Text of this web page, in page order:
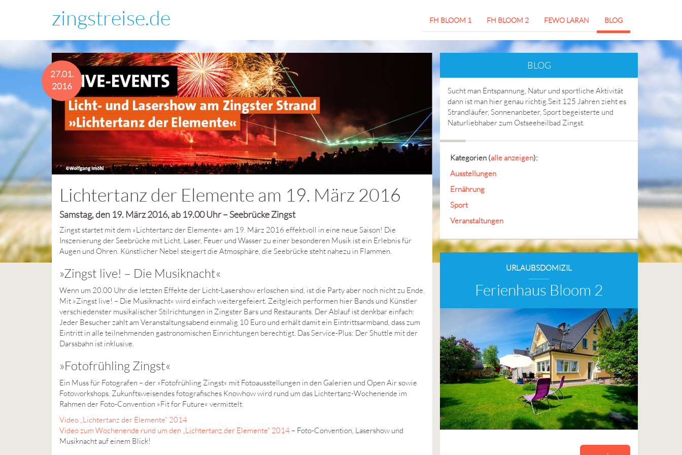
zingstreise.de FH BLOOM 1 FH BLOOM 2 FEWO LARAN BLOG
27.01.
2016
Lichtertanz der Elemente am 19. März 2016
Samstag, den 19. März 2016, ab 19.00 Uhr – Seebrücke Zingst
Zingst startet mit dem »Lichtertanz der Elemente« am 19. März 2016 effektvoll in eine neue Saison! Die
Inszenierung der Seebrücke mit Licht, Laser, Feuer und Wasser zu einer besonderen Musik ist ein Erlebnis für
Augen und Ohren. Künstlicher Nebel steigert die Atmosphäre, die Seebrücke steht nahezu in Flammen.
»Zingst live! – Die Musiknacht«
Wenn um 20.00 Uhr die letzten Effekte der Licht-Lasershow erloschen sind, ist die Party aber noch nicht zu Ende.
Mit »Zingst live! – Die Musiknacht« wird einfach weitergefeiert. Zeitgleich performen hier Bands und Künstler
verschiedenster musikalischer Stilrichtungen in Zingster Bars und Restaurants. Der Ablauf ist denkbar einfach:
Jeder Besucher zahlt am Veranstaltungsabend einmalig 10 Euro und erhält damit ein Eintrittsarmband, dass zum
Eintritt in alle teilnehmenden gastronomischen Einrichtungen berechtigt. Das Service-Plus: Der Shuttle mit der
Darssbahn ist inklusive.
»Fotofrühling Zingst«
Ein Muss für Fotografen – der »Fotofrühling Zingst« mit Fotoausstellungen in den Galerien und Open Air sowie
Fotoworkshops. Zukunftsweisendes fotografisches Knowhow wird rund um das Lichtertanz-Wochenende im
Rahmen der Foto-Convention »Fit for Future« vermittelt.
Video „Lichtertanz der Elemente“ 2014
Video zum Wochenende rund um den „Lichtertanz der Elemente“ 2014 – Foto-Convention, Lasershow und
Musiknacht auf einem Blick!
BLOG
Sucht man Entspannung, Natur und sportliche Aktivität
dann ist man hier genau richtig.Seit 125 Jahren zieht es
Strandläufer, Sonnenanbeter, Sport begeisterte und
Naturliebhaber zum Ostseeheilbad Zingst.
Kategorien (alle anzeigen):
Ausstellungen
Ernährung
Sport
Veranstaltungen
URLAUBSDOMIZIL
Ferienhaus Bloom 2